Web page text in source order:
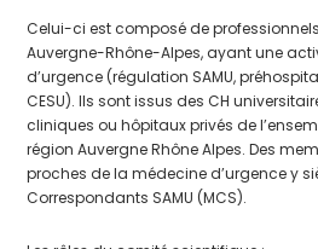
Celui-ci est composé de
Auvergne-Rhône-Alpes, ayant une
d’urgence (régulation SAMU,
CESU). Ils sont issus des CH
cliniques ou hôpitaux privés de
région Auvergne Rhône Alpes. Des
proches de la médecine d’urgence y
Correspondants SAMU (MCS).